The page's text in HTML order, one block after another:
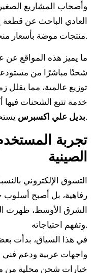
وأصحاب المشاريع
العادي الباحث عن قطعة
منتجات موضة بأسعار منخفضة.
ما يميز هذه المواقع عن
شحنًا مباشرًا من
توزيع عالمية، مما يقلل
خدمة تتبع الشحنات فيها
بديل علي اكسبرسيستحق التجربة.
تجربة
الصينية
التسوق الإلكتروني
رفاهية، بل أصبح أسلوب
الشرق الأوسط، ظهرت
وتفهم احتياجاته.
في هذا السياق، بدأت
واجهات عربية ودعم فني
خيارات شحن محلية من